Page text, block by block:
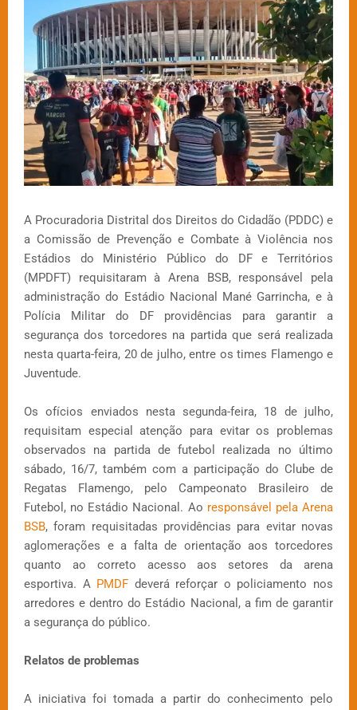
A Procuradoria Distrital dos Direitos do Cidadão (PDDC) e
a Comissão de Prevenção e Combate à Violência nos
Estádios do Ministério Público do DF e Territórios
(MPDFT) requisitaram à Arena BSB, responsável pela
administração do Estádio Nacional Mané Garrincha, e à
Polícia Militar do DF providências para garantir a
segurança dos torcedores na partida que será realizada
nesta quarta-feira, 20 de julho, entre os times Flamengo e
Juventude.
Os ofícios enviados nesta segunda-feira, 18 de julho,
requisitam especial atenção para evitar os problemas
observados na partida de futebol realizada no último
sábado, 16/7, também com a participação do Clube de
Regatas Flamengo, pelo Campeonato Brasileiro de
Futebol, no Estádio Nacional. Ao responsável pela Arena
BSB, foram requisitadas providências para evitar novas
aglomerações e a falta de orientação aos torcedores
quanto ao correto acesso aos setores da arena
esportiva. A PMDF deverá reforçar o policiamento nos
arredores e dentro do Estádio Nacional, a fim de garantir
a segurança do público.
Relatos de problemas
A iniciativa foi tomada a partir do conhecimento pelo